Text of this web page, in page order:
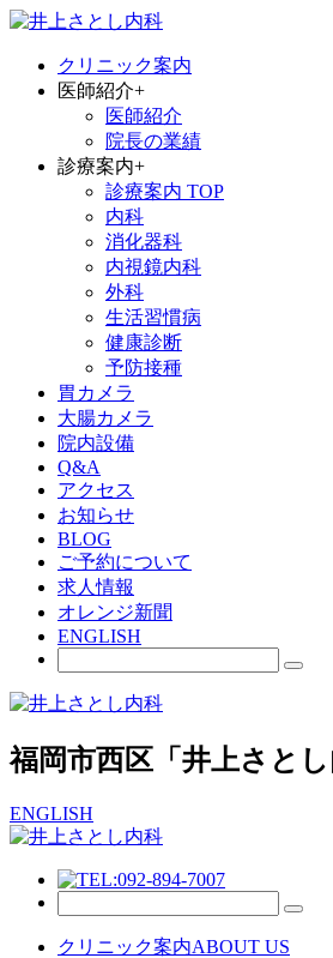
クリニック案内
医師紹介+
医師紹介
院長の業績
診療案内+
診療案内 TOP
内科
消化器科
内視鏡内科
外科
生活習慣病
健康診断
予防接種
胃カメラ
大腸カメラ
院内設備
Q&A
アクセス
お知らせ
BLOG
ご予約について
求人情報
オレンジ新聞
ENGLISH
福岡市西区「井上さと
ENGLISH
クリニック案内ABOUT US